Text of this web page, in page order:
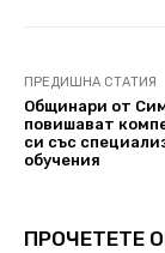
ПРЕДИШНА СТАТИЯ
Общинари от
повишават
си със
обучения
ПРОЧЕТЕТЕ